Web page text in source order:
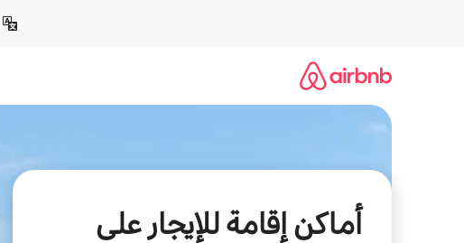
أماكن إقامة للإيجار على